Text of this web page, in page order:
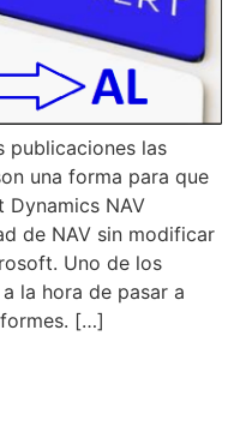
publicaciones las
una forma para que
NAV
de NAV sin modificar
Uno de los
la hora de pasar a
[…]